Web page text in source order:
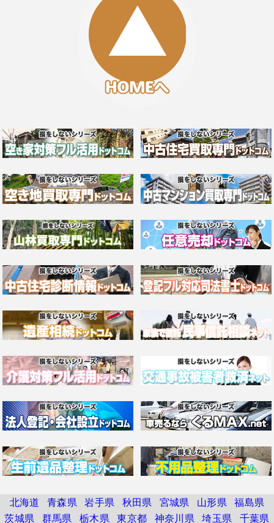
北海道 青森県 岩手県 秋田県 宮城県 山形県 福島県
茨城県 群馬県 栃木県 東京都 神奈川県 埼玉県 千葉県